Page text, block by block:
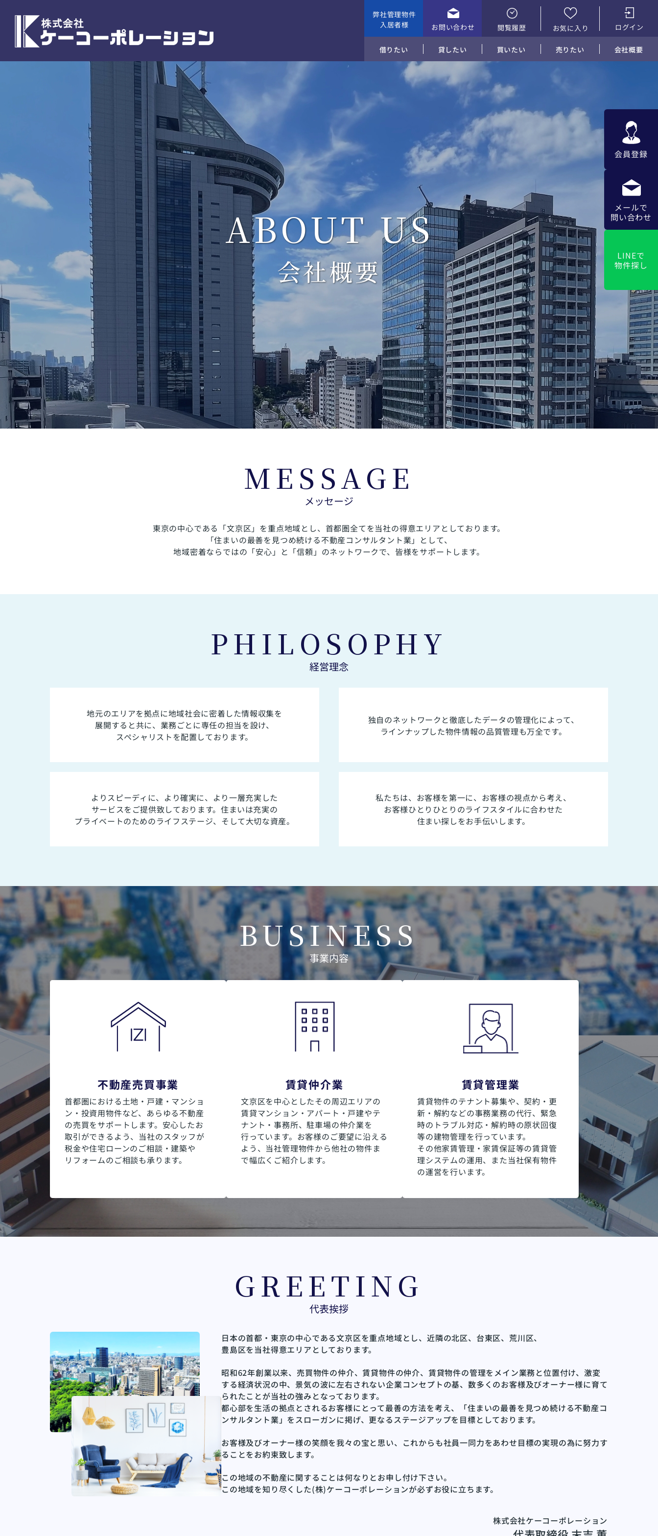
弊社管理物件
入居者様
お問い合わせ 閲覧履歴 お気に入り ログイン
借りたい 貸したい 買いたい 売りたい 会社概要
会員登録
メールで
問い合わせ
LINEで
物件探し
ABOUT US
会社概要
MESSAGE
メッセージ
東京の中心である「文京区」を重点地域とし、首都圏全てを当社の得意エリアとしております。
「住まいの最善を見つめ続ける不動産コンサルタント業」として、
地域密着ならではの「安心」と「信頼」のネットワークで、皆様をサポートします。
PHILOSOPHY
経営理念
地元のエリアを拠点に地域社会に密着した情報収集を
展開すると共に、業務ごとに専任の担当を設け、
スペシャリストを配置しております。
独自のネットワークと徹底したデータの管理化によって、
ラインナップした物件情報の品質管理も万全です。
よりスピーディに、より確実に、より一層充実した
サービスをご提供致しております。住まいは充実の
プライベートのためのライフステージ、そして大切な資産。
私たちは、お客様を第一に、お客様の視点から考え、
お客様ひとりひとりのライフスタイルに合わせた
住まい探しをお手伝いします。
BUSINESS
事業内容
不動産売買事業
首都圏における土地・戸建・マンショ
ン・投資用物件など、あらゆる不動産
の売買をサポートします。安心したお
取引ができるよう、当社のスタッフが
税金や住宅ローンのご相談・建築や
リフォームのご相談も承ります。
賃貸仲介業
文京区を中心としたその周辺エリアの
賃貸マンション・アパート・戸建やテ
ナント・事務所、駐車場の仲介業を
行っています。お客様のご要望に沿える
よう、当社管理物件から他社の物件ま
で幅広くご紹介します。
賃貸管理業
賃貸物件のテナント募集や、契約・更
新・解約などの事務業務の代行、緊急
時のトラブル対応・解約時の原状回復
等の建物管理を行っています。
その他家賃管理・家賃保証等の賃貸管
理システムの運用、また当社保有物件
の運営を行います。
GREETING
代表挨拶
日本の首都・東京の中心である文京区を重点地域とし、近隣の北区、台東区、荒川区、
豊島区を当社得意エリアとしております。
昭和62年創業以来、売買物件の仲介、賃貸物件の仲介、賃貸物件の管理をメイン業務と位置付け、激変
する経済状況の中、景気の波に左右されない企業コンセプトの基、数多くのお客様及びオーナー様に育て
られたことが当社の強みとなっております。
都心部を生活の拠点とされるお客様にとって最善の方法を考え、「住まいの最善を見つめ続ける不動産コ
ンサルタント業」をスローガンに掲げ、更なるステージアップを目標としております。
お客様及びオーナー様の笑顔を我々の宝と思い、これからも社員一同力をあわせ目標の実現の為に努力す
ることをお約束致します。
この地域の不動産に関することは何なりとお申し付け下さい。
この地域を知り尽くした(株)ケーコーポレーションが必ずお役に立ちます。
株式会社ケーコーポレーション